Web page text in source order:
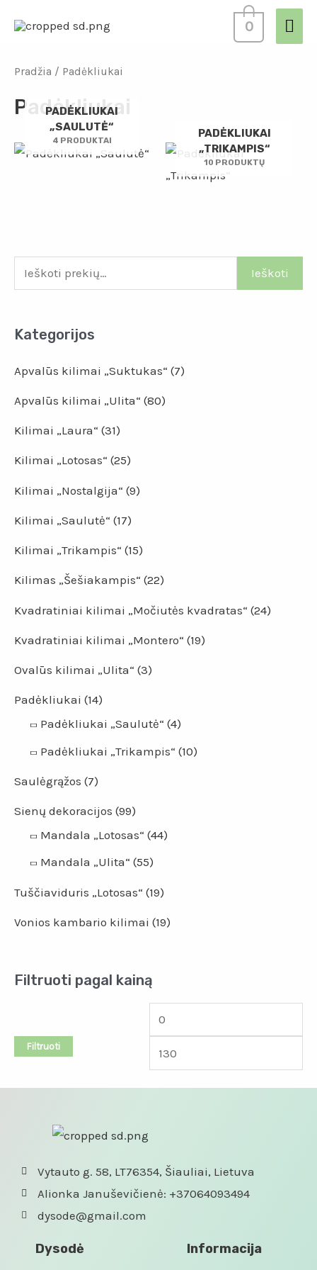
0
Ieškoti
Kategorijos
Apvalūs kilimai „Suktukas“ (7)
Apvalūs kilimai „Ulita“ (80)
Kilimai „Laura“ (31)
Kilimai „Lotosas“ (25)
Kilimai „Nostalgija“ (9)
Kilimai „Saulutė“ (17)
Kilimai „Trikampis“ (15)
Kilimas „Šešiakampis“ (22)
Kvadratiniai kilimai „Močiutės kvadratas“ (24)
Kvadratiniai kilimai „Montero“ (19)
Ovalūs kilimai „Ulita“ (3)
Padėkliukai (14)
Padėkliukai „Saulutė“ (4)
Padėkliukai „Trikampis“ (10)
Saulėgrąžos (7)
Sienų dekoracijos (99)
Mandala „Lotosas“ (44)
Mandala „Ulita“ (55)
Tuščiaviduris „Lotosas“ (19)
Vonios kambario kilimai (19)
Filtruoti pagal kainą
Filtruoti
Pradžia / Padėkliukai
Padėkliukai
PADĖKLIUKAI
„SAULUTĖ“
4 PRODUKTAI
PADĖKLIUKAI
„TRIKAMPIS“
10 PRODUKTŲ
Vytauto g. 58, LT76354, Šiauliai, Lietuva
Alionka Januševičienė: +37064093494
dysode@gmail.com
Dysodė Informacija